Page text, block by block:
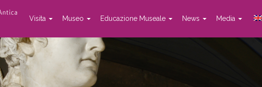
Visita Museo Educazione Museale News Media